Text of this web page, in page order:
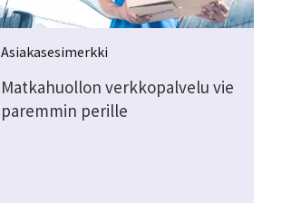
Asiakasesimerkki
Matkahuollon verkkopalvelu vie
paremmin perille